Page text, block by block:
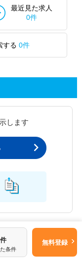
最近見た求人
0件
する 0件
します
件
条件
無料登録